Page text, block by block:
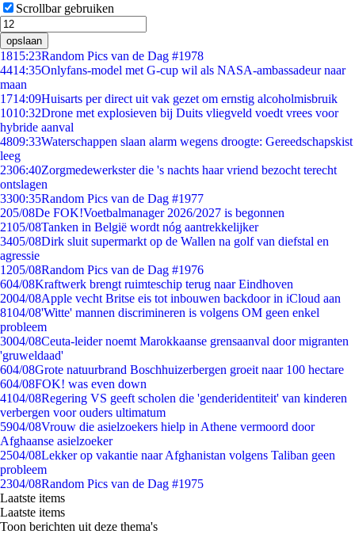
Scrollbar gebruiken
opslaan
1815:23Random Pics van de Dag #1978
4414:35Onlyfans-model met G-cup wil als NASA-ambassadeur naar
maan
1714:09Huisarts per direct uit vak gezet om ernstig alcoholmisbruik
1010:32Drone met explosieven bij Duits vliegveld voedt vrees voor
hybride aanval
4809:33Waterschappen slaan alarm wegens droogte: Gereedschapskist
leeg
2306:40Zorgmedewerkster die 's nachts haar vriend bezocht terecht
ontslagen
3300:35Random Pics van de Dag #1977
205/08De FOK!Voetbalmanager 2026/2027 is begonnen
2105/08Tanken in België wordt nóg aantrekkelijker
3405/08Dirk sluit supermarkt op de Wallen na golf van diefstal en
agressie
1205/08Random Pics van de Dag #1976
604/08Kraftwerk brengt ruimteschip terug naar Eindhoven
2004/08Apple vecht Britse eis tot inbouwen backdoor in iCloud aan
8104/08'Witte' mannen discrimineren is volgens OM geen enkel
probleem
3004/08Ceuta-leider noemt Marokkaanse grensaanval door migranten
'gruweldaad'
604/08Grote natuurbrand Boschhuizerbergen groeit naar 100 hectare
604/08FOK! was even down
4104/08Regering VS geeft scholen die 'genderidentiteit' van kinderen
verbergen voor ouders ultimatum
5904/08Vrouw die asielzoekers hielp in Athene vermoord door
Afghaanse asielzoeker
2504/08Lekker op vakantie naar Afghanistan volgens Taliban geen
probleem
2304/08Random Pics van de Dag #1975
Laatste items
Laatste items
Toon berichten uit deze thema's